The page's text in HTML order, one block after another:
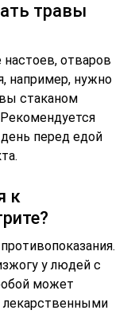
травы
отваров
например, нужно
стаканом
перед едой
к
у людей с
может